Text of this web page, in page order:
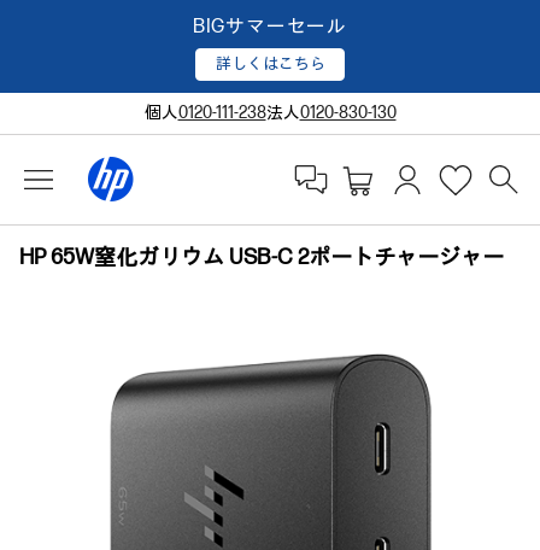
BIGサマーセール
詳しくはこちら
個人0120-111-238法人0120-830-130
HP 65W窒化ガリウム USB-C 2ポートチャージャー